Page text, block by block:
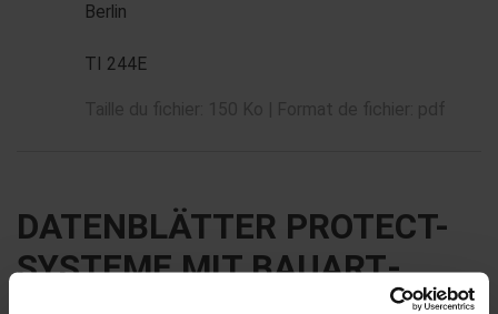
Berlin
TI 244E
DATENBLÄTTER PROTECT-
SYSTEME MIT BAUART­